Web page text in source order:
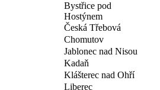
Bystřice pod
Hostýnem
Česká Třebová
Chomutov
Jablonec nad Nisou
Kadaň
Klášterec nad Ohří
Liberec